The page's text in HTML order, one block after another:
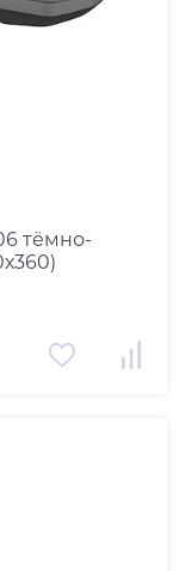
тёмно-